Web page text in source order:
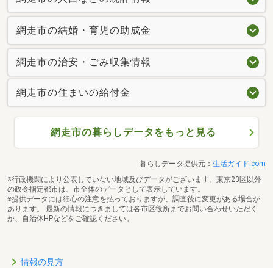
網走市の結婚・育児の助成金
網走市の治安・ごみ収集情報
網走市の住まいの給付金
網走市の暮らしデータをもっと見る
暮らしデータ提供元： 生活ガイド.com
※行政機関により公表していない地域及びデータがございます。東京23区以外
の政令指定都市は、市全体のデータとして表示しています。
※提供データには細心の注意を払っておりますが、調査後に変更がある場合が
あります。 最新の情報につきましては各市区役所までお問い合わせいただく
か、自治体HPなどをご確認ください。
情報の見方